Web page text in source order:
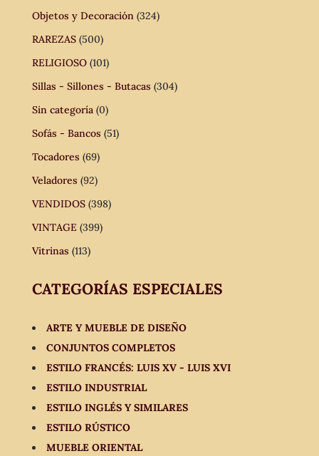
Objetos y Decoración (324)
RAREZAS (500)
RELIGIOSO (101)
Sillas - Sillones - Butacas (304)
Sin categoría (0)
Sofás - Bancos (51)
Tocadores (69)
Veladores (92)
VENDIDOS (398)
VINTAGE (399)
Vitrinas (113)
CATEGORÍAS ESPECIALES
ARTE Y MUEBLE DE DISEÑO
CONJUNTOS COMPLETOS
ESTILO FRANCÉS: LUIS XV - LUIS XVI
ESTILO INDUSTRIAL
ESTILO INGLÉS Y SIMILARES
ESTILO RÚSTICO
MUEBLE ORIENTAL